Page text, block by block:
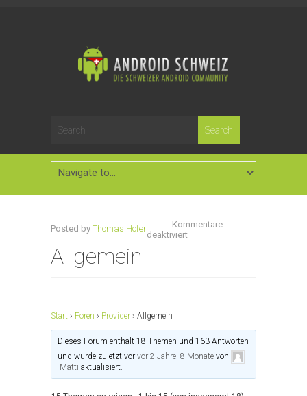
Posted by Thomas Hofer - - Kommentare
deaktiviert
Allgemein
Start › Foren › Provider › Allgemein
Dieses Forum enthält 18 Themen und 163 Antworten
und wurde zuletzt vorvor 2 Jahre, 8 Monate von
Matti aktualisiert.